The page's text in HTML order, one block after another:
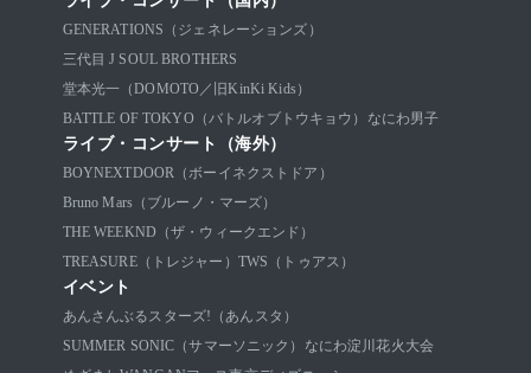
GENERATIONS（ジェネレーションズ）
三代目 J SOUL BROTHERS
堂本光一（DOMOTO／旧KinKi Kids）
BATTLE OF TOKYO（バトルオブトウキョウ）
なにわ男子
ライブ・コンサート（海外）
BOYNEXTDOOR（ボーイネクストドア）
Bruno Mars（ブルーノ・マーズ）
THE WEEKND（ザ・ウィークエンド）
TREASURE（トレジャー） TWS（トゥアス）
イベント
あんさんぶるスターズ!（あんスタ）
SUMMER SONIC（サマーソニック） なにわ淀川花火大会